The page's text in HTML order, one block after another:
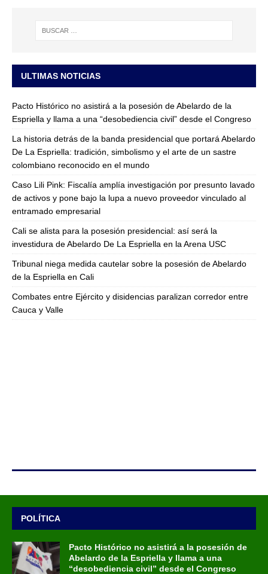
ULTIMAS NOTICIAS
Pacto Histórico no asistirá a la posesión de Abelardo de la
Espriella y llama a una “desobediencia civil” desde el Congreso
La historia detrás de la banda presidencial que portará Abelardo
De La Espriella: tradición, simbolismo y el arte de un sastre
colombiano reconocido en el mundo
Caso Lili Pink: Fiscalía amplía investigación por presunto lavado
de activos y pone bajo la lupa a nuevo proveedor vinculado al
entramado empresarial
Cali se alista para la posesión presidencial: así será la
investidura de Abelardo De La Espriella en la Arena USC
Tribunal niega medida cautelar sobre la posesión de Abelardo
de la Espriella en Cali
Combates entre Ejército y disidencias paralizan corredor entre
Cauca y Valle
POLÍTICA
Pacto Histórico no asistirá a la posesión de
Abelardo de la Espriella y llama a una
“desobediencia civil” desde el Congreso